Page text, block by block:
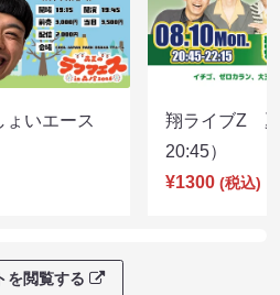
ょいエース
翔ライブZ
20:45）
¥1300 (税込)
を閲覧する